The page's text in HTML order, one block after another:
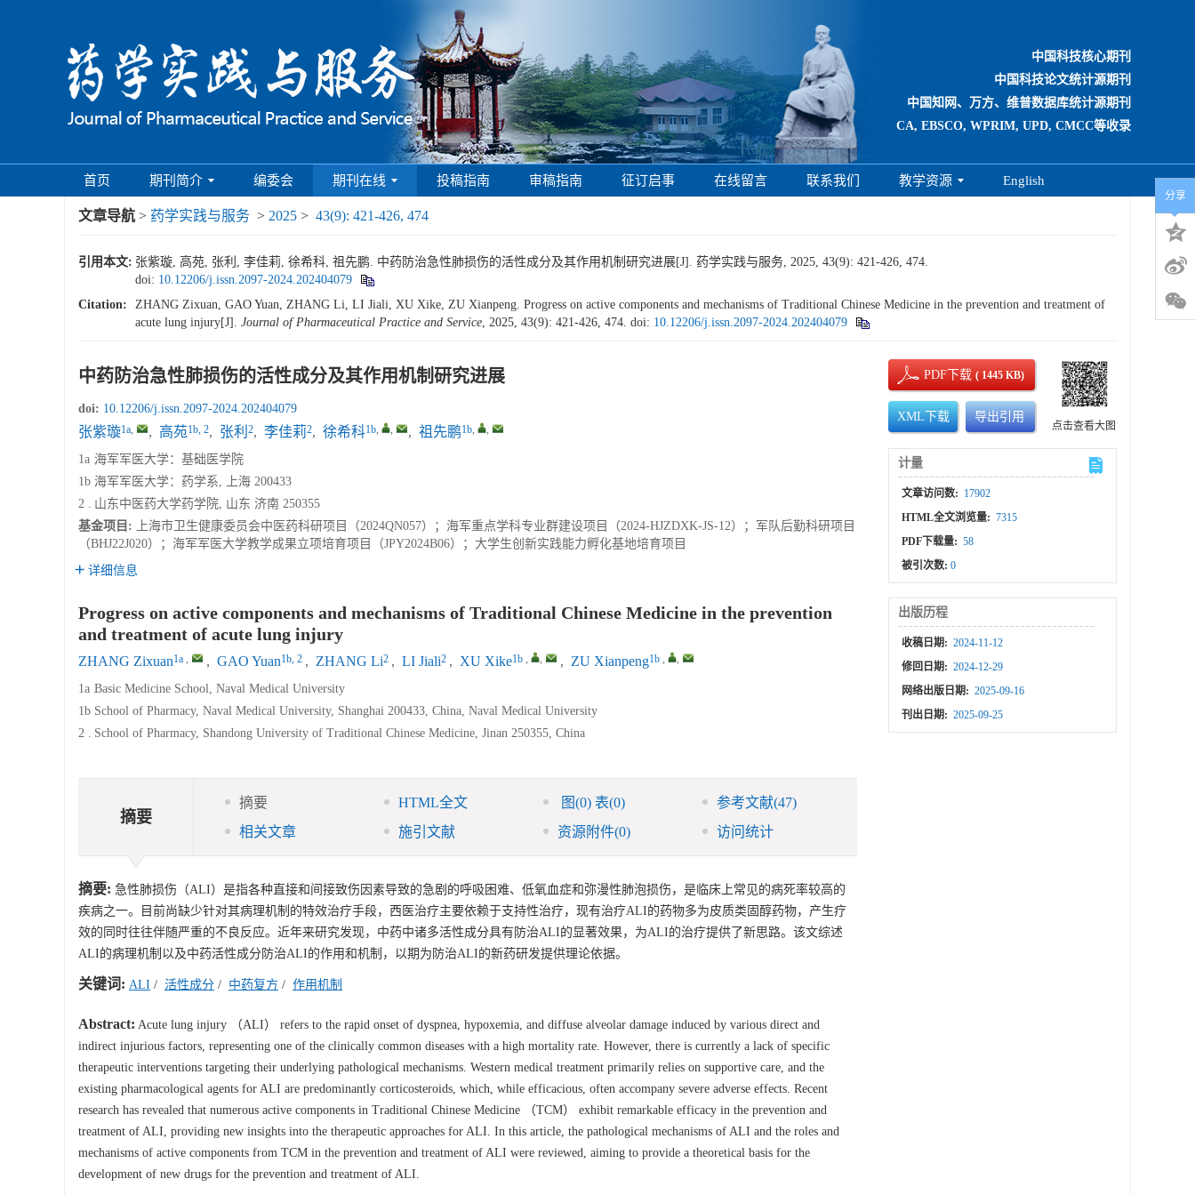
中国科技核心期刊
中国科技论文统计源期刊
中国知网、万方、维普数据库统计源期刊
CA, EBSCO, WPRIM, UPD, CMCC等收录
首页 期刊简介 编委会 期刊在线 投稿指南 审稿指南 征订启事 在线留言 联系我们 教学资源 English
文章导航 > 药学实践与服务 > 2025 > 43(9): 421-426, 474
引用本文: 张紫璇, 高苑, 张利, 李佳莉, 徐希科, 祖先鹏. 中药防治急性肺损伤的活性成分及其作用机制研究进展[J]. 药学实践与服务, 2025, 43(9): 421-426, 474.
doi: 10.12206/j.issn.2097-2024.202404079
Citation:
ZHANG Zixuan, GAO Yuan, ZHANG Li, LI Jiali, XU Xike, ZU Xianpeng. Progress on active components and mechanisms of Traditional Chinese Medicine in the prevention and treatment of
acute lung injury[J]. Journal of Pharmaceutical Practice and Service, 2025, 43(9): 421-426, 474. doi: 10.12206/j.issn.2097-2024.202404079
中药防治急性肺损伤的活性成分及其作用机制研究进展
doi: 10.12206/j.issn.2097-2024.202404079
张紫璇1a, , 高苑1b, 2, 张利 2, 李佳莉2, 徐希科1b, , , 祖先鹏1b, ,
1a .海军军医大学：基础医学院
1b .海军军医大学：药学系, 上海 200433
2 . 山东中医药大学药学院, 山东 济南 250355
基金项目:
上海市卫生健康委员会中医药科研项目（2024QN057）；海军重点学科专业群建设项目（2024-HJZDXK-JS-12）；军队后勤科研项目
（BHJ22J020）；海军军医大学教学成果立项培育项目（JPY2024B06）；大学生创新实践能力孵化基地培育项目
详细信息
Progress on active components and mechanisms of Traditional Chinese Medicine in the prevention
and treatment of acute lung injury
ZHANG Zixuan1a , , GAO Yuan1b, 2 , ZHANG Li2 , LI Jiali2 , XU Xike1b , , , ZU Xianpeng1b , ,
1a .Basic Medicine School, Naval Medical University
1b .School of Pharmacy, Naval Medical University, Shanghai 200433, China, Naval Medical University
2 . School of Pharmacy, Shandong University of Traditional Chinese Medicine, Jinan 250355, China
摘要
摘要 HTML全文 图(0) 表(0) 参考文献(47)
相关文章
施引文献 资源附件(0) 访问统计
摘要: 急性肺损伤（ALI）是指各种直接和间接致伤因素导致的急剧的呼吸困难、低氧血症和弥漫性肺泡损伤，是临床上常见的病死率较高的
疾病之一。目前尚缺少针对其病理机制的特效治疗手段，西医治疗主要依赖于支持性治疗，现有治疗ALI的药物多为皮质类固醇药物，产生疗
效的同时往往伴随严重的不良反应。近年来研究发现，中药中诸多活性成分具有防治ALI的显著效果，为ALI的治疗提供了新思路。该文综述
ALI的病理机制以及中药活性成分防治ALI的作用和机制，以期为防治ALI的新药研发提供理论依据。
关键词: ALI / 活性成分 / 中药复方 / 作用机制
Abstract: Acute lung injury （ALI） refers to the rapid onset of dyspnea, hypoxemia, and diffuse alveolar damage induced by various direct and
indirect injurious factors, representing one of the clinically common diseases with a high mortality rate. However, there is currently a lack of specific
therapeutic interventions targeting their underlying pathological mechanisms. Western medical treatment primarily relies on supportive care, and the
existing pharmacological agents for ALI are predominantly corticosteroids, which, while efficacious, often accompany severe adverse effects. Recent
research has revealed that numerous active components in Traditional Chinese Medicine （TCM） exhibit remarkable efficacy in the prevention and
treatment of ALI, providing new insights into the therapeutic approaches for ALI. In this article, the pathological mechanisms of ALI and the roles and
mechanisms of active components from TCM in the prevention and treatment of ALI were reviewed, aiming to provide a theoretical basis for the
development of new drugs for the prevention and treatment of ALI.
PDF下载( 1445 KB)
XML下载 导出引用
点击查看大图
计量
文章访问数: 17902
HTML全文浏览量: 7315
PDF下载量: 58
被引次数:0
出版历程
收稿日期: 2024-11-12
修回日期: 2024-12-29
网络出版日期: 2025-09-16
刊出日期: 2025-09-25
分享